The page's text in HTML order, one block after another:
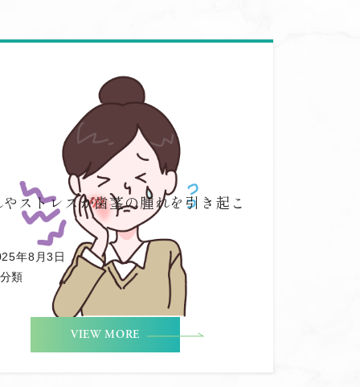
やストレスが歯茎の腫れを引き起こ
年8月3日
類
VIEW MORE